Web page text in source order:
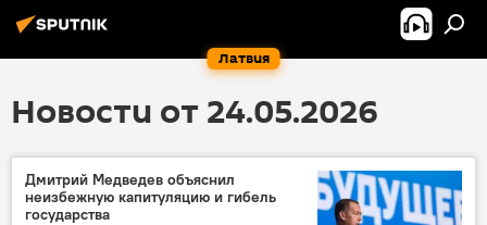
Латвия
Новости от 24.05.2026
Дмитрий Медведев объяснил
неизбежную капитуляцию и гибель
государства